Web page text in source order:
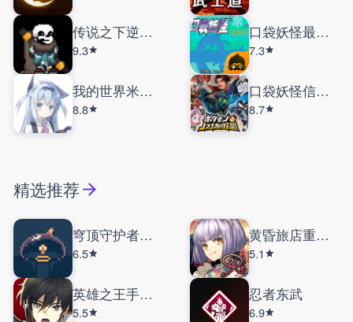
传说之下逆境对决
9.3
口袋妖怪最强进化
7.3
我的世界米库宝可梦
8.8
口袋妖怪信长的野望
8.7
精选推荐
穹顶守护者手机版
6.5
黄昏旅店重制版
5.1
英雄之王手机版
5.5
忍者东武
6.9